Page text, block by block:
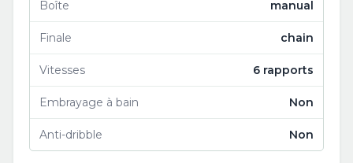
Boîte manual
Finale chain
Vitesses 6 rapports
Embrayage à bain Non
Anti-dribble Non